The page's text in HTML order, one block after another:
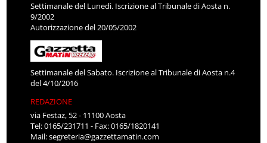
Settimanale del Lunedì. Iscrizione al Tribunale di Aosta n.
9/2002
Autorizzazione del 20/05/2002
Settimanale del Sabato. Iscrizione al Tribunale di Aosta n.4
del 4/10/2016
REDAZIONE
via Festaz, 52 - 11100 Aosta
Tel: 0165/231711 - Fax: 0165/1820141
Mail:segreteria@gazzettamatin.com